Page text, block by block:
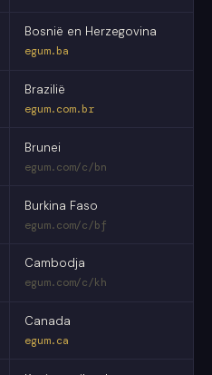
Bosnië en Herzegovina
egum.ba
Brazilië
egum.com.br
Brunei
egum.com/c/bn
Burkina Faso
egum.com/c/bf
Cambodja
egum.com/c/kh
Canada
egum.ca